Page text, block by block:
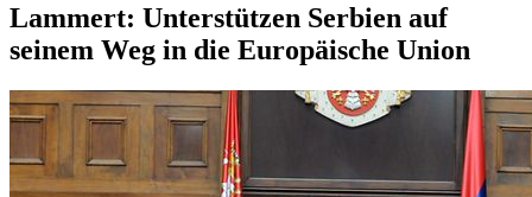
Lammert: Unterstützen Serbien auf
seinem Weg in die Europäische Union